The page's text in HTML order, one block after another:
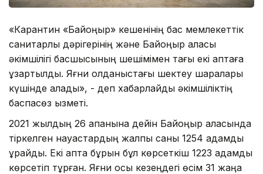
«Карантин «Байқоңыр» кешенінің бас мемлекеттік
санитарлық дәрігерінің және Байқоңыр қаласы
әкімшілігі басшысының шешімімен тағы екі аптаға
ұзартылды. Яғни қолданыстағы шектеу шаралары
күшінде қалады», - деп хабарлайды әкімшіліктің
баспасөз қызметі.
2021 жылдың 26 ақпанына дейін Байқоңыр қаласында
тіркелген науқастардың жалпы саны 1254 адамды
құрайды. Екі апта бұрын бұл көрсеткіш 1223 адамды
көрсетіп тұрған. Яғни осы кезеңдегі өсім 31 жаңа